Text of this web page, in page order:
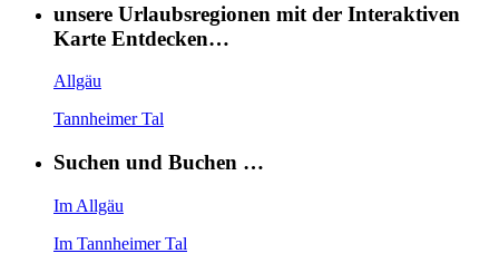
unsere Urlaubsregionen mit der Interaktiven
Karte Entdecken…
Allgäu
Tannheimer Tal
Suchen und Buchen …
Im Allgäu
Im Tannheimer Tal